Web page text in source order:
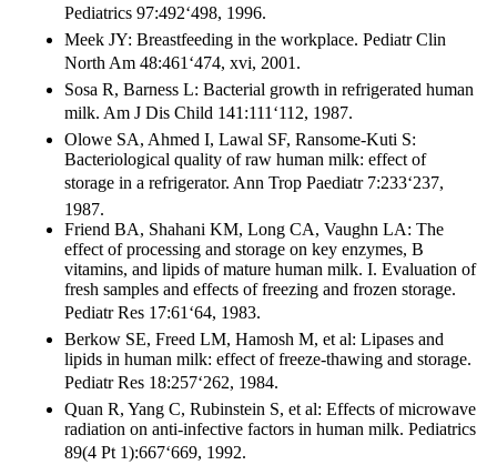
Pediatrics 97:492‘498, 1996.
Meek JY: Breastfeeding in the workplace. Pediatr Clin
North Am 48:461‘474, xvi, 2001.
Sosa R, Barness L: Bacterial growth in refrigerated human
milk. Am J Dis Child 141:111‘112, 1987.
Olowe SA, Ahmed I, Lawal SF, Ransome-Kuti S:
Bacteriological quality of raw human milk: effect of
storage in a refrigerator. Ann Trop Paediatr 7:233‘237,
1987.
Friend BA, Shahani KM, Long CA, Vaughn LA: The
effect of processing and storage on key enzymes, B
vitamins, and lipids of mature human milk. I. Evaluation of
fresh samples and effects of freezing and frozen storage.
Pediatr Res 17:61‘64, 1983.
Berkow SE, Freed LM, Hamosh M, et al: Lipases and
lipids in human milk: effect of freeze-thawing and storage.
Pediatr Res 18:257‘262, 1984.
Quan R, Yang C, Rubinstein S, et al: Effects of microwave
radiation on anti-infective factors in human milk. Pediatrics
89(4 Pt 1):667‘669, 1992.